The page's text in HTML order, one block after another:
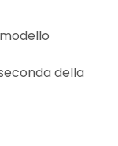
della